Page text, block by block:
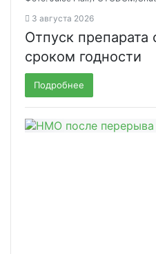
3 августа 2026
Отпуск
сроком годности
Подробнее